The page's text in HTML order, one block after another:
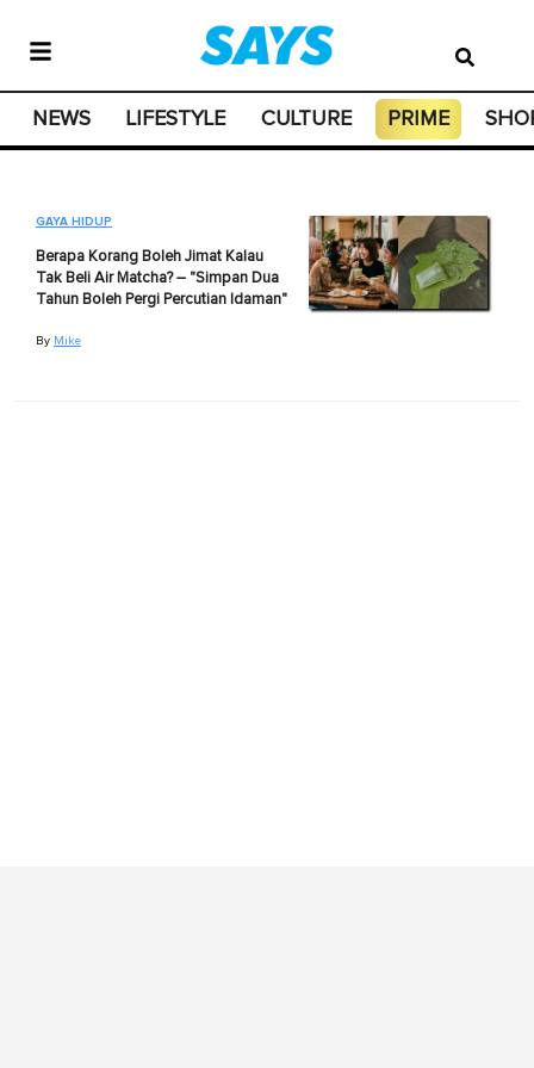
NEWS LIFESTYLE CULTURE PRIME
GAYA HIDUP
Berapa Korang Boleh Jimat Kalau
Tak Beli Air Matcha? – "Simpan Dua
Tahun Boleh Pergi Percutian Idaman"
By Mike